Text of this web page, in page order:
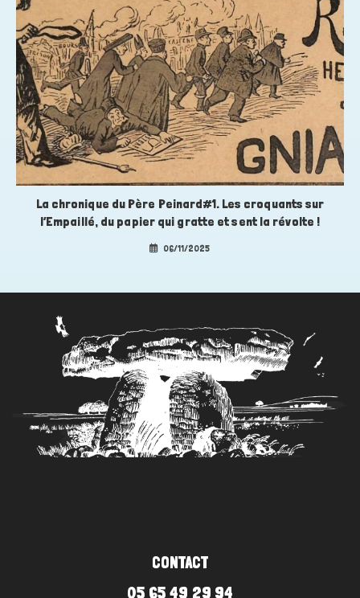
La chronique du Père Peinard#1. Les croquants sur
l’Empaillé, du papier qui gratte et sent la révolte !
06/11/2025
CONTACT
05 65 49 29 94